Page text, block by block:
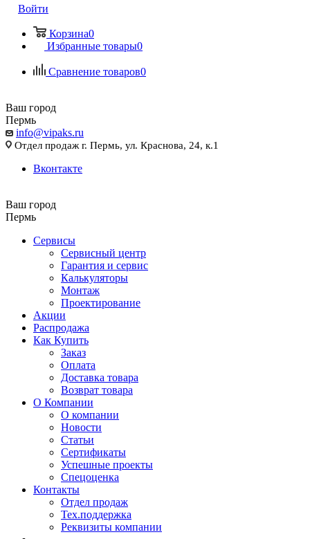
Войти
Корзина0
Избранные товары0
Сравнение товаров0
Ваш город
Пермь
info@vipaks.ru
Отдел продаж г. Пермь, ул. Краснова, 24, к.1
Вконтакте
Ваш город
Пермь
Сервисы
Сервисный центр
Гарантия и сервис
Калькуляторы
Монтаж
Проектирование
Акции
Распродажа
Как Купить
Заказ
Оплата
Доставка товара
Возврат товара
О Компании
О компании
Новости
Статьи
Сертификаты
Успешные проекты
Спецоценка
Контакты
Отдел продаж
Тех.поддержка
Реквизиты компании